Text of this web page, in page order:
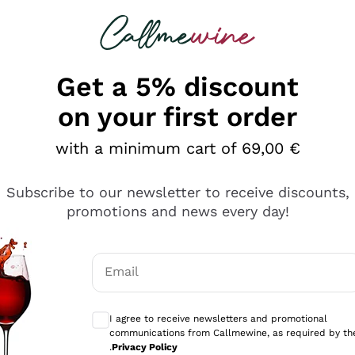
looking for
è male ma secondo me ci sono alternative che
Get a 5% discount
on your first order
with a minimum cart of 69,00 €
Subscribe to our newsletter to receive discounts,
promotions and news every day!
Email
I agree to receive newsletters and promotional
communications from Callmewine, as required by
.Privacy Policy